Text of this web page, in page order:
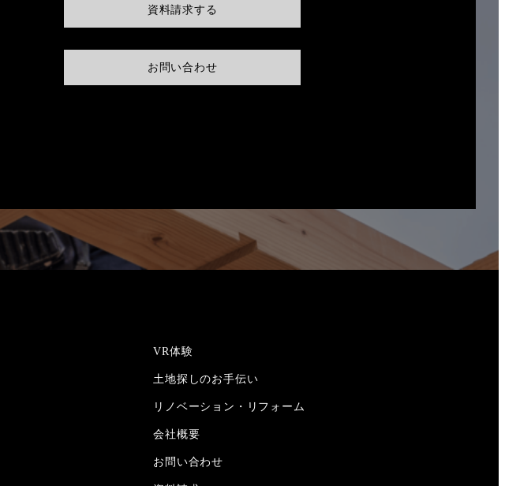
資料請求する
お問い合わせ
VR体験
土地探しのお手伝い
リノベーション・リフォーム
会社概要
お問い合わせ